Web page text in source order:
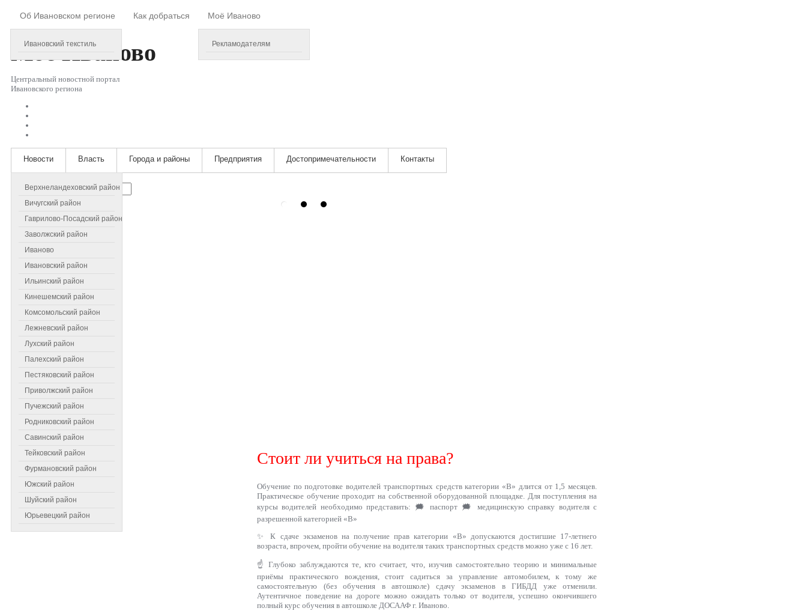
Об Ивановском регионе
Ивановский текстиль
Как добраться Моё Иваново
Рекламодателям
МоёИваново
Центральный новостной портал
Ивановского региона
Новости
Верхнеландеховский район
Вичугский район
Гаврилово-Посадский район
Заволжский район
Иваново
Ивановский район
Ильинский район
Кинешемский район
Комсомольский район
Лежневский район
Лухский район
Палехский район
Пестяковский район
Приволжский район
Пучежский район
Родниковский район
Савинский район
Тейковский район
Фурмановский район
Южский район
Шуйский район
Юрьевецкий район
Власть Города и районы Предприятия Достопримечательности Контакты
Самое читаемое
Стоит ли учиться на права?
Обучение по подготовке водителей транспортных средств категории «B» длится от 1,5 месяцев.
Практическое обучение проходит на собственной оборудованной площадке. Для поступления на
курсы водителей необходимо представить: 🗯 паспорт 🗯 медицинскую справку водителя с
разрешенной категорией «В»
✨ К сдаче экзаменов на получение прав категории «В» допускаются достигшие 17-летнего
возраста, впрочем, пройти обучение на водителя таких транспортных средств можно уже с 16 лет.
☝ Глубоко заблуждаются те, кто считает, что, изучив самостоятельно теорию и минимальные
приёмы практического вождения, стоит садиться за управление автомобилем, к тому же
самостоятельную (без обучения в автошколе) сдачу экзаменов в ГИБДД уже отменили.
Аутентичное поведение на дороге можно ожидать только от водителя, успешно окончившего
полный курс обучения в автошколе ДОСААФ г. Иваново.